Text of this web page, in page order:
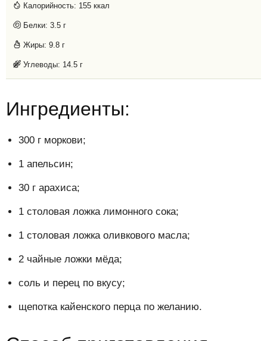
Калорийность: 155 ккал
Белки: 3.5 г
Жиры: 9.8 г
Углеводы: 14.5 г
Ингредиенты:
300 г моркови;
1 апельсин;
30 г арахиса;
1 столовая ложка лимонного сока;
1 столовая ложка оливкового масла;
2 чайные ложки мёда;
соль и перец по вкусу;
щепотка кайенского перца по желанию.